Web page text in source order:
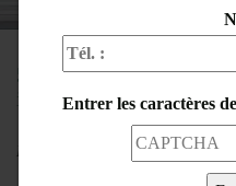
Entrer les caractères
Veuillez saisir les
5 signes qu’il est
internet
Par 30 avril 2025